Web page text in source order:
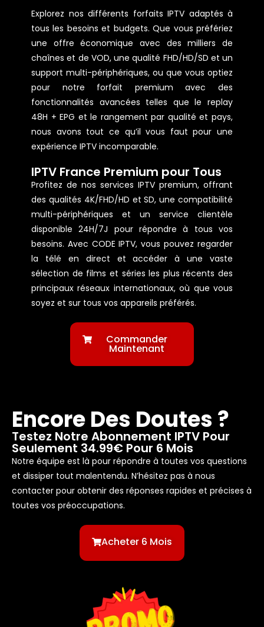
Explorez nos différents forfaits IPTV adaptés à
tous les besoins et budgets. Que vous préfériez
une offre économique avec des milliers de
chaînes et de VOD, une qualité FHD/HD/SD et un
support multi-périphériques, ou que vous optiez
pour notre forfait premium avec des
fonctionnalités avancées telles que le replay
48H + EPG et le rangement par qualité et pays,
nous avons tout ce qu’il vous faut pour une
expérience IPTV incomparable.
IPTV France Premium pour Tous
Profitez de nos services IPTV premium, offrant
des qualités 4K/FHD/HD et SD, une compatibilité
multi-périphériques et un service clientèle
disponible 24H/7J pour répondre à tous vos
besoins. Avec CODE IPTV, vous pouvez regarder
la télé en direct et accéder à une vaste
sélection de films et séries les plus récents des
principaux réseaux internationaux, où que vous
soyez et sur tous vos appareils préférés.
Commander
Maintenant
Encore Des Doutes ?
Testez Notre Abonnement IPTV Pour
Seulement 34.99€ Pour 6 Mois
Notre équipe est là pour répondre à toutes vos questions
et dissiper tout malentendu. N’hésitez pas à nous
contacter pour obtenir des réponses rapides et précises à
toutes vos préoccupations.
Acheter 6 Mois